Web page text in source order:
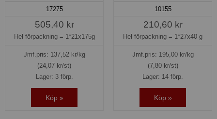
17275
505,40 kr
Hel förpackning = 1*21x175g
Jmf.pris: 137,52kr/kg
(24,07 kr/st)
Lager: 3 förp.
Köp »
10155
210,60 kr
Hel förpackning = 1*27x40 g
Jmf.pris: 195,00kr/kg
(7,80 kr/st)
Lager: 14 förp.
Köp »